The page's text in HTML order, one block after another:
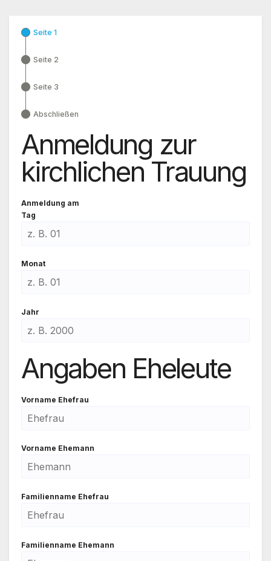
Seite 1
Seite 2
Seite 3
Abschließen
Anmeldung zur
kirchlichen Trauung
Anmel­dung am
Tag
Monat
Jahr
Angaben Eheleute
Vor­na­me Ehe­frau
Vor­na­me Ehe­mann
Fami­li­en­na­me Ehe­frau
Fami­li­en­na­me Ehe­mann